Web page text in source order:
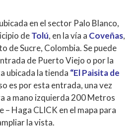
en el sector Palo Blanco,
deTolú, en la vía a Coveñas,
de Sucre, Colombia. Se puede
de Puerto Viejo o por la
ubicada la tienda “El Paisita de
es por esta entrada, una vez
a mano izquierda 200 Metros
Haga CLICK en el mapa para
la vista.